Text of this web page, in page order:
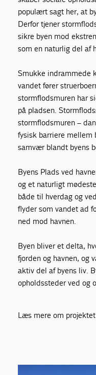
populært sagt her, at
Derfor tjener
sikre byen mod
som en naturlig del af
Smukke indrammede
vandet fører
stormflodsmuren har
på pladsen.
stormflodsmuren –
fysisk barriere mellem
samvær blandt byens
Byens Plads ved
og et naturligt
både til hverdag og
flyder som vandet ad
ned mod havnen.
Byen bliver et delta,
fjorden og havnen, og
aktiv del af byens liv.
opholdssteder ved og
Læs mere om